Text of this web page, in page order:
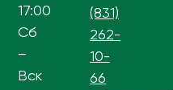
17:00
Сб
–
Вск
(831)
262-
10-
66